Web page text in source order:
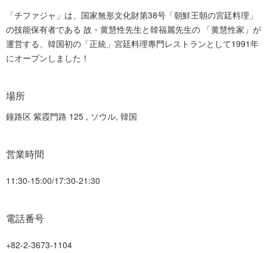
「チファジャ」は、国家無形文化財第38号「朝鮮王朝の宮廷料理」
の技能保有者である 故・黄慧性先生と韓福麗先生の 「黄慧性家」が
運営する、韓国初の「正統」宮廷料理專門レストランとして1991年
にオープンしました！
場所
鐘路区 紫霞門路 125 , ソウル, 韓国
営業時間
11:30-15:00/17:30-21:30
電話番号
+82-2-3673-1104